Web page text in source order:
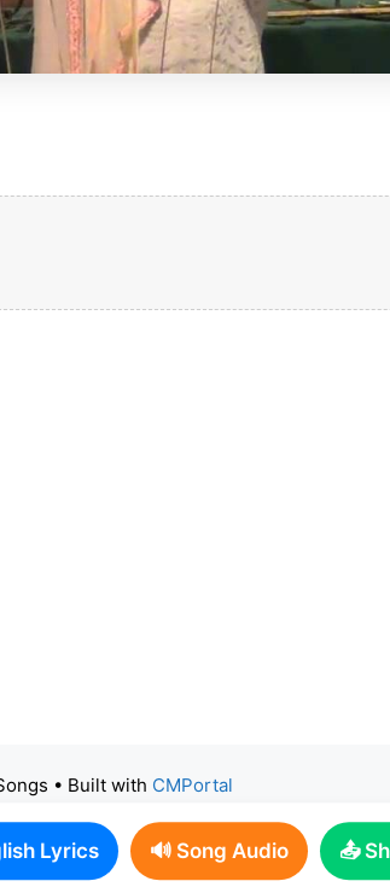
• Built with CMPortal
Lyrics 🔊 Song Audio 📤